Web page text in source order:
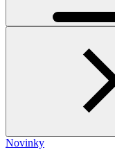
Novinky